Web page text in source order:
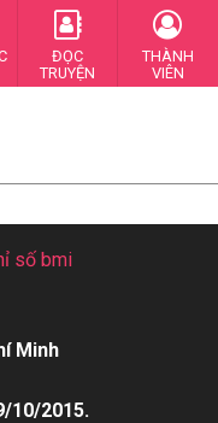
ĐỌC
TRUYỆN
THÀNH
VIÊN
số bmi
Minh
10/2015.